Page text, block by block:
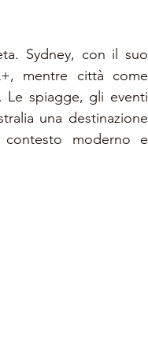
Sydney, con il suo
mentre città come
Le spiagge, gli eventi
una destinazione
moderno e